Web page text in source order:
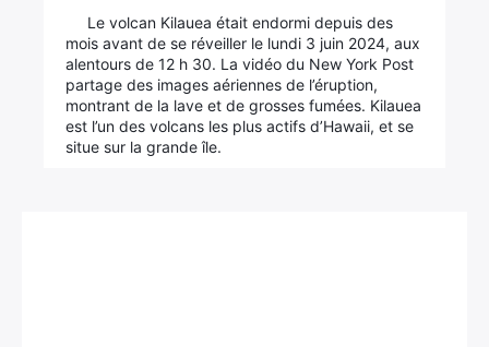
Le volcan Kilauea était endormi depuis des
mois avant de se réveiller le lundi 3 juin 2024, aux
alentours de 12 h 30. La vidéo du New York Post
partage des images aériennes de l’éruption,
montrant de la lave et de grosses fumées. Kilauea
est l’un des volcans les plus actifs d’Hawaii, et se
situe sur la grande île.